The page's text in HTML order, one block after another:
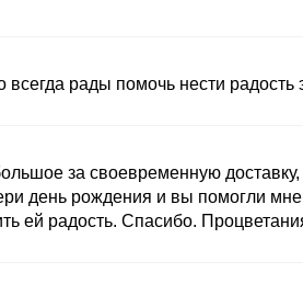
всегда рады помочь нести
за своевременную доставку,
день рождения и вы помогли
ей радость. Спасибо.